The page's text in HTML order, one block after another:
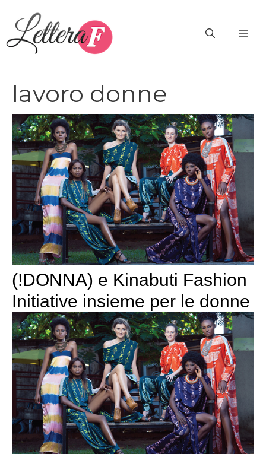
contenuto
lavoro donne
(!DONNA) e Kinabuti Fashion
Initiative insieme per le donne